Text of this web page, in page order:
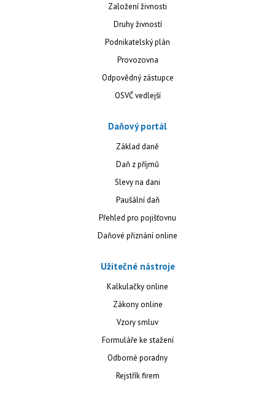
Založení živnosti
Druhy živností
Podnikatelský plán
Provozovna
Odpovědný zástupce
OSVČ vedlejší
Daňový portál
Základ daně
Daň z příjmů
Slevy na dani
Paušální daň
Přehled pro pojišťovnu
Daňové přiznání online
Užitečné nástroje
Kalkulačky online
Zákony online
Vzory smluv
Formuláře ke stažení
Odborné poradny
Rejstřík firem